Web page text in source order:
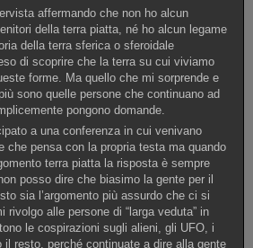
affermando che non ho alcun
della terra piatta, né ho alcun legame
della terra sferica o sferoidale
di scoprire che la terra su cui viviamo
forme. Ma quello che mi sorprende e
sono quelle persone che continuano ad
pongono domande.
a una conferenza in cui venivano
che pensa con la propria testa ma quando
terra piatta la risposta è sempre
posso dire che biasimo la gente per il
sia l’argomento più assurdo che ci si
rivolgo alle persone di “larga veduta” in
le cospirazioni sugli alieni, gli UFO, i
resto, perché continuate a dire alla gente